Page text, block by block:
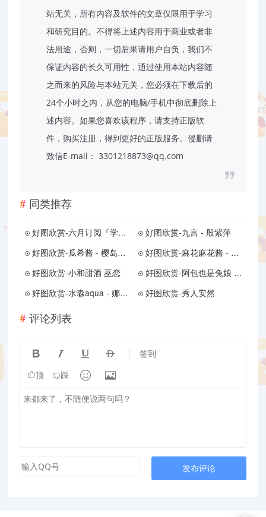
站无关，所有内容及软件的文章仅限用于学习
和研究目的。不得将上述内容用于商业或者非
法用途，否则，一切后果请用户自负，我们不
保证内容的长久可用性，通过使用本站内容随
之而来的风险与本站无关，您必须在下载后的
24个小时之内，从您的电脑/手机中彻底删除上
述内容。如果您喜欢该程序，请支持正版软
件，购买注册，得到更好的正版服务。侵删请
致信E-mail： 3301218873@qq.com
同类推荐
好图欣赏-六月订阅『学生会长竞选中』脸红的思春期
好图欣赏-九言 - 殷紫萍
好图欣赏-瓜希酱 - 樱岛麻衣泳装
好图欣赏-麻花麻花酱 - 黑丝JK
好图欣赏-小和甜酒 巫恋
好图欣赏-阿包也是兔娘 11月加冕
好图欣赏-水淼aqua - 娜维娅
好图欣赏-秀人安然
评论列表
    签到
顶 踩  
发布评论